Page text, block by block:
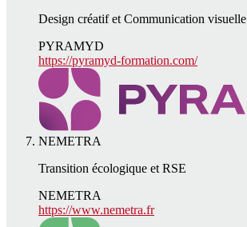
Design créatif et Communication visuelle
PYRAMYD
https://pyramyd-formation.com/
NEMETRA
Transition écologique et RSE
NEMETRA
https://www.nemetra.fr